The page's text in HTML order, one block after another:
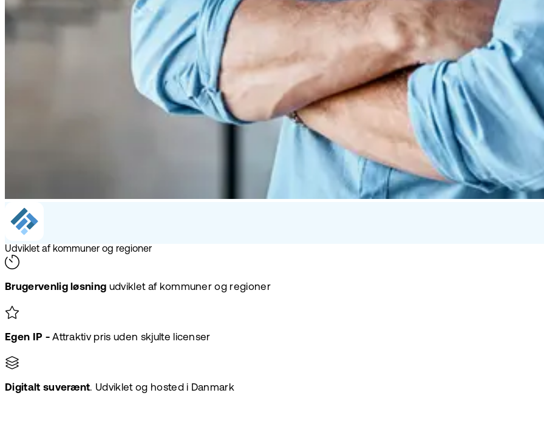
Udviklet af kommuner og regioner
Brugervenlig løsning udviklet af kommuner og regioner
Egen IP -Attraktiv pris uden skjulte licenser
Digitalt suverænt. Udviklet og hosted i Danmark